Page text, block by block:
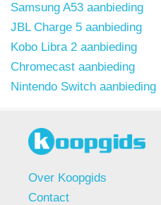
Samsung A53 aanbieding
JBL Charge 5 aanbieding
Kobo Libra 2 aanbieding
Chromecast aanbieding
Nintendo Switch aanbieding
Over Koopgids
Contact